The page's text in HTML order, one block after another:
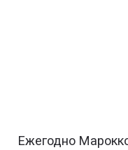
Ежегодно